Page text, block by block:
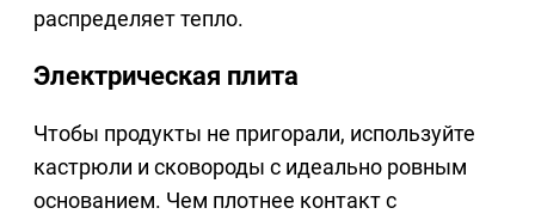
распределяет тепло.
Электрическая плита
Чтобы продукты не пригорали, используйте
кастрюли и сковороды с идеально ровным
основанием. Чем плотнее контакт с